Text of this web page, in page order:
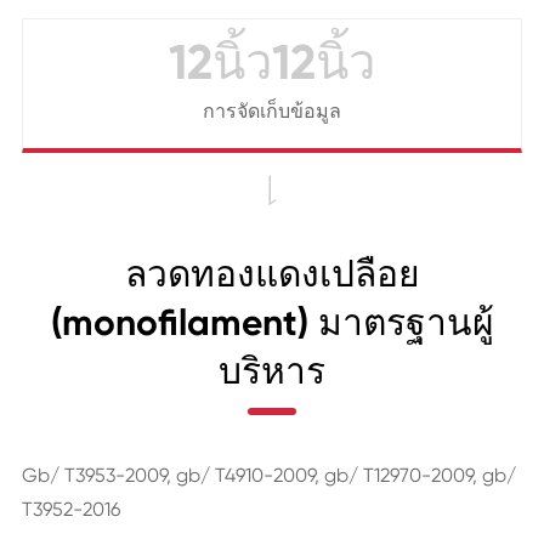
12นิ้ว12นิ้ว
การจัดเก็บข้อมูล

ลวดทองแดงเปลือย
(monofilament) มาตรฐานผู้
บริหาร
Gb/ T3953-2009, gb/ T4910-2009, gb/ T12970-2009, gb/
T3952-2016